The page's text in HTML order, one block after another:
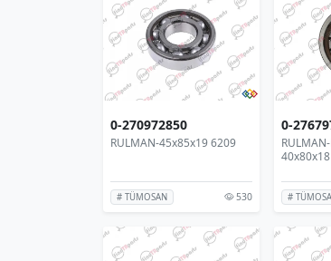
0-270972850
RULMAN-45x85x19 6209
# TÜMOSAN 530
0-
40x80x18
#